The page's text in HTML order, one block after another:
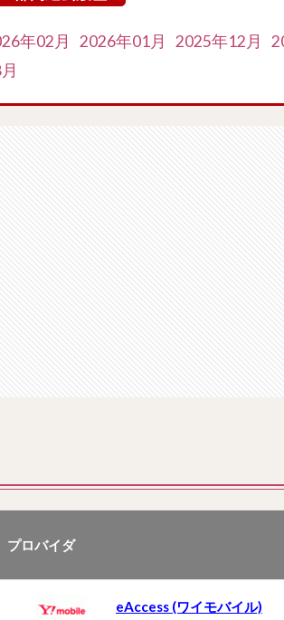
年02月 2026年01月 2025年12月
プロバイダ
eAccess (ワイモバイル)